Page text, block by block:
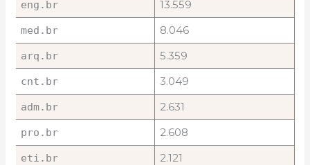
eng.br 13.559
med.br 8.046
arq.br 5.359
cnt.br 3.049
adm.br 2.631
pro.br 2.608
eti.br 2.121